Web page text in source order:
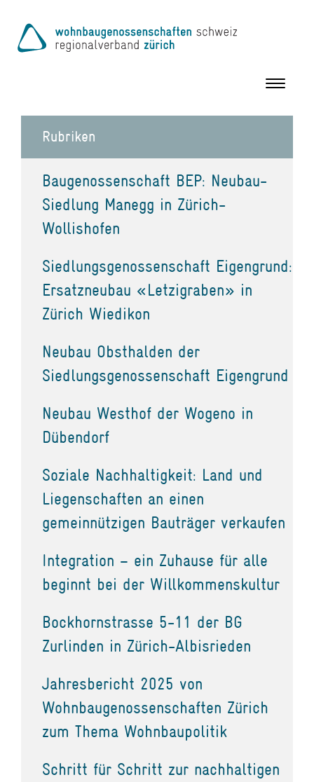
Toggle
Rubriken
Baugenossenschaft BEP: Neubau-
Siedlung Manegg in Zürich-
Wollishofen
Siedlungsgenossenschaft Eigengrund:
Ersatzneubau «Letzigraben» in
Zürich Wiedikon
Neubau Obsthalden der
Siedlungsgenossenschaft Eigengrund
Neubau Westhof der Wogeno in
Dübendorf
Soziale Nachhaltigkeit: Land und
Liegenschaften an einen
gemeinnützigen Bauträger verkaufen
Integration – ein Zuhause für alle
beginnt bei der Willkommenskultur
Bockhornstrasse 5-11 der BG
Zurlinden in Zürich-Albisrieden
Jahresbericht 2025 von
Wohnbaugenossenschaften Zürich
zum Thema Wohnbaupolitik
Schritt für Schritt zur nachhaltigen